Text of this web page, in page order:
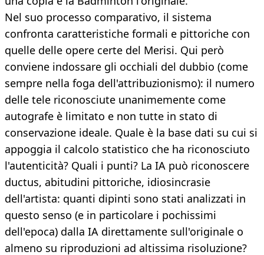
Nel suo processo comparativo, il sistema
confronta caratteristiche formali e pittoriche con
quelle delle opere certe del Merisi. Qui però
conviene indossare gli occhiali del dubbio (come
sempre nella foga dell'attribuzionismo): il numero
delle tele riconosciute unanimemente come
autografe è limitato e non tutte in stato di
conservazione ideale. Quale è la base dati su cui si
appoggia il calcolo statistico che ha riconosciuto
l'autenticità? Quali i punti? La IA può riconoscere
ductus, abitudini pittoriche, idiosincrasie
dell'artista: quanti dipinti sono stati analizzati in
questo senso (e in particolare i pochissimi
dell'epoca) dalla IA direttamente sull'originale o
almeno su riproduzioni ad altissima risoluzione?